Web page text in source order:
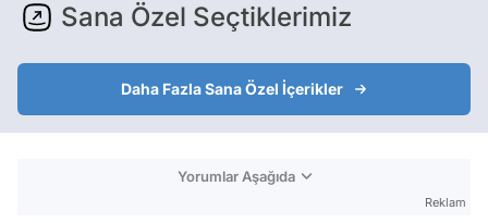
Sana Özel Seçtiklerimiz
Daha Fazla Sana Özel İçerikler
Yorumlar Aşağıda
Reklam